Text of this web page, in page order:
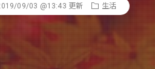
09/03 @13:43 更新 生活